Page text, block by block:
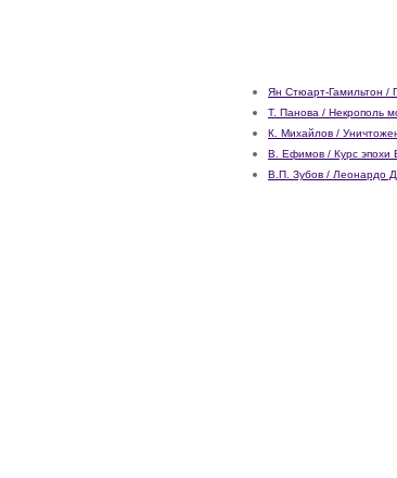
Ян Стюарт-Гамильтон /
Т. Панова / Некрополь
К. Михайлов /
В. Ефимов / Курс эпохи
В.П. Зубов / Леонардо